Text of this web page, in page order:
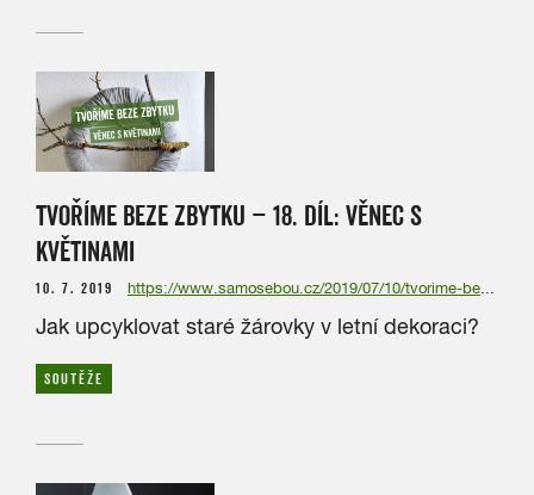
TVOŘÍME BEZE ZBYTKU – 18. DÍL: VĚNEC S
KVĚTINAMI
10. 7. 2019 https://www.samosebou.cz/2019/07/10/tvorime-beze-zbytku-18-dil-venec-s-kvetinami/
Jak upcyklovat staré žárovky v letní dekoraci?
SOUTĚŽE